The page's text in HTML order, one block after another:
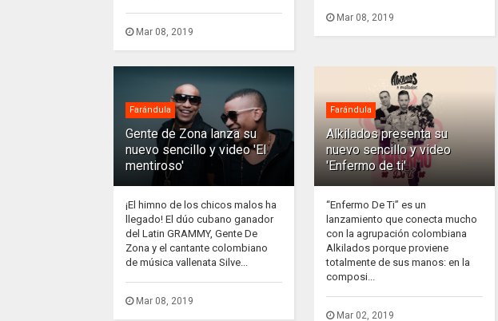
Mar 08, 2019
Mar 08, 2019
Farándula
Gente de Zona lanza su
nuevo sencillo y video 'El
mentiroso'
¡El himno de los chicos malos ha
llegado! El dúo cubano ganador
del Latin GRAMMY, Gente De
Zona y el cantante colombiano
de música vallenata Silve...
Mar 08, 2019
Farándula
Alkilados presenta su
nuevo sencillo y video
'Enfermo de ti'
“Enfermo De Ti” es un
lanzamiento que conecta mucho
con la agrupación colombiana
Alkilados porque proviene
totalmente de sus manos: en la
composi...
Mar 02, 2019